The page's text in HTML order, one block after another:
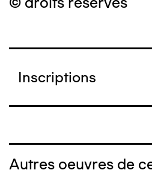
Inscriptions
Autres oeuvres de